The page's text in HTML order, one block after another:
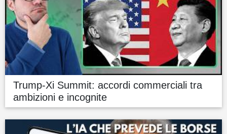
Trump-Xi Summit: accordi commerciali tra
ambizioni e incognite